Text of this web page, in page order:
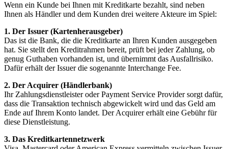
Wenn ein Kunde bei Ihnen mit Kreditkarte bezahlt, sind neben
Ihnen als Händler und dem Kunden drei weitere Akteure im Spiel:
1. Der Issuer (Kartenherausgeber)
Das ist die Bank, die die Kreditkarte an Ihren Kunden ausgegeben
hat. Sie stellt den Kreditrahmen bereit, prüft bei jeder Zahlung, ob
genug Guthaben vorhanden ist, und übernimmt das Ausfallrisiko.
Dafür erhält der Issuer die sogenannte Interchange Fee.
2. Der Acquirer (Händlerbank)
Ihr Zahlungsdienstleister oder Payment Service Provider sorgt dafür,
dass die Transaktion technisch abgewickelt wird und das Geld am
Ende auf Ihrem Konto landet. Der Acquirer erhält eine Gebühr für
diese Dienstleistung.
3. Das Kreditkartennetzwerk